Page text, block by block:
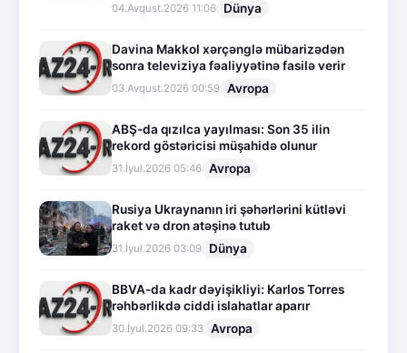
04.Avqust.2026 11:06 Dünya
Davina Makkol xərçənglə mübarizədən
sonra televiziya fəaliyyətinə fasilə verir
03.Avqust.2026 00:59 Avropa
ABŞ-da qızılca yayılması: Son 35 ilin
rekord göstəricisi müşahidə olunur
31.İyul.2026 05:46 Avropa
Rusiya Ukraynanın iri şəhərlərini kütləvi
raket və dron atəşinə tutub
31.İyul.2026 03:09 Dünya
BBVA-da kadr dəyişikliyi: Karlos Torres
rəhbərlikdə ciddi islahatlar aparır
30.İyul.2026 09:33 Avropa